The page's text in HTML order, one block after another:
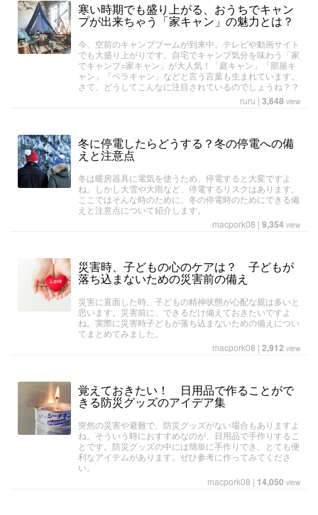
寒い時期でも盛り上がる、おうちでキャン
プが出来ちゃう「家キャン」の魅力とは？
今、空前のキャンプブームが到来中。テレビや動画サイト
でも大盛り上がりです。自宅でキャンプ気分を味わう「家
でキャンプ=家キャン」が大人気！「庭キャン」「部屋キ
ャン」「ベラキャン」などと言う言葉も生まれています。
さて、どうしてこんなに注目されているのでしょうね？？
ruru | 3,648 view
冬に停電したらどうする？冬の停電への備
えと注意点
冬は暖房器具に電気を使うため、停電すると大変ですよ
ね。しかし大雪や大雨など、停電するリスクはあります。
ここではそんな時のために、冬の停電時のためにできる備
えと注意点について紹介します。
macpork08 | 9,354 view
災害時、子どもの心のケアは？ 子どもが
落ち込まないための災害前の備え
災害に直面した時、子どもの精神状態が心配な親は多いと
思います。災害前に、できるだけ備えておきたいですよ
ね。実際に災害時子どもが落ち込まないための備えについ
てまとめてみました。
macpork08 | 2,912 view
覚えておきたい！ 日用品で作ることがで
きる防災グッズのアイデア集
突然の災害や避難で、防災グッズがない場合もありますよ
ね。そういう時におすすめなのが、日用品で手作りするこ
とです。防災グッズの中には簡単に手作りでき、とても便
利なアイテムがあります。ぜひ参考に作ってみてくださ
い。
macpork08 | 14,050 view